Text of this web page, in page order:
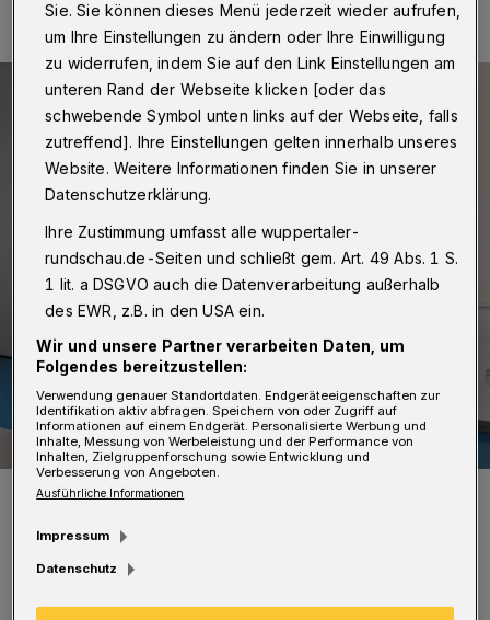
Den Weg vom Corona-Test bis zum Ergebnis im Labor zeigt die
Foto: Junior Uni
Sie. Sie können dieses Menü jederzeit wieder aufrufen,
um Ihre Einstellungen zu ändern oder Ihre Einwilligung
zu widerrufen, indem Sie auf den Link Einstellungen am
unteren Rand der Webseite klicken [oder das
schwebende Symbol unten links auf der Webseite, falls
zutreffend]. Ihre Einstellungen gelten innerhalb unseres
Website. Weitere Informationen finden Sie in unserer
Datenschutzerklärung.
Ihre Zustimmung umfasst alle wuppertaler-
rundschau.de-Seiten und schließt gem. Art. 49 Abs. 1 S.
1 lit. a DSGVO auch die Datenverarbeitung außerhalb
des EWR, z.B. in den USA ein.
Wir und unsere Partner verarbeiten Daten, um
Folgendes bereitzustellen:
Verwendung genauer Standortdaten. Endgeräteeigenschaften zur
Identifikation aktiv abfragen. Speichern von oder Zugriff auf
Informationen auf einem Endgerät. Personalisierte Werbung und
Inhalte, Messung von Werbeleistung und der Performance von
Inhalten, Zielgruppenforschung sowie Entwicklung und
Verbesserung von Angeboten.
Ausführliche Informationen
Impressum
Datenschutz